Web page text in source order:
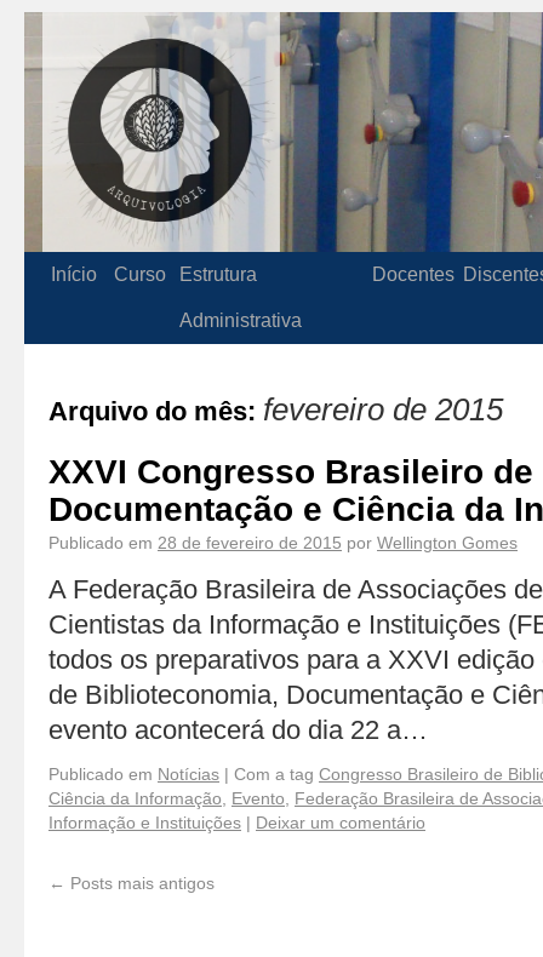
Início Curso Estrutura
Administrativa
Docentes
Arquivo do mês: fevereiro de 2015
XXVI Congresso Brasileiro
Documentação e Ciência da
Publicado em 28 de fevereiro de 2015 por Wellington Gomes
A Federação Brasileira de Associações
Cientistas da Informação e Instituições
todos os preparativos para a XXVI
de Biblioteconomia, Documentação e
evento acontecerá do dia 22 a…
Publicado em Notícias | Com a tag Congresso Brasileiro de
Ciência da Informação
Evento
Federação Brasileira de
Informação e Instituições | Deixar um comentário
← Posts mais antigos